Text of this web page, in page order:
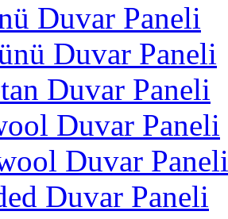
Duvar Paneli
Duvar Paneli
Duvar Paneli
Duvar Paneli
Duvar Paneli
Duvar Paneli